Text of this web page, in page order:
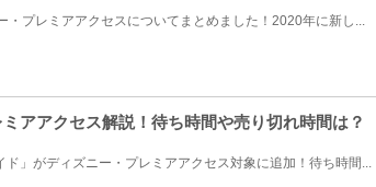
・プレミアアクセスについてまとめました！2020年に新し...
アアクセス解説！待ち時間や売り切れ時間は？
」がディズニー・プレミアアクセス対象に追加！待ち時間...